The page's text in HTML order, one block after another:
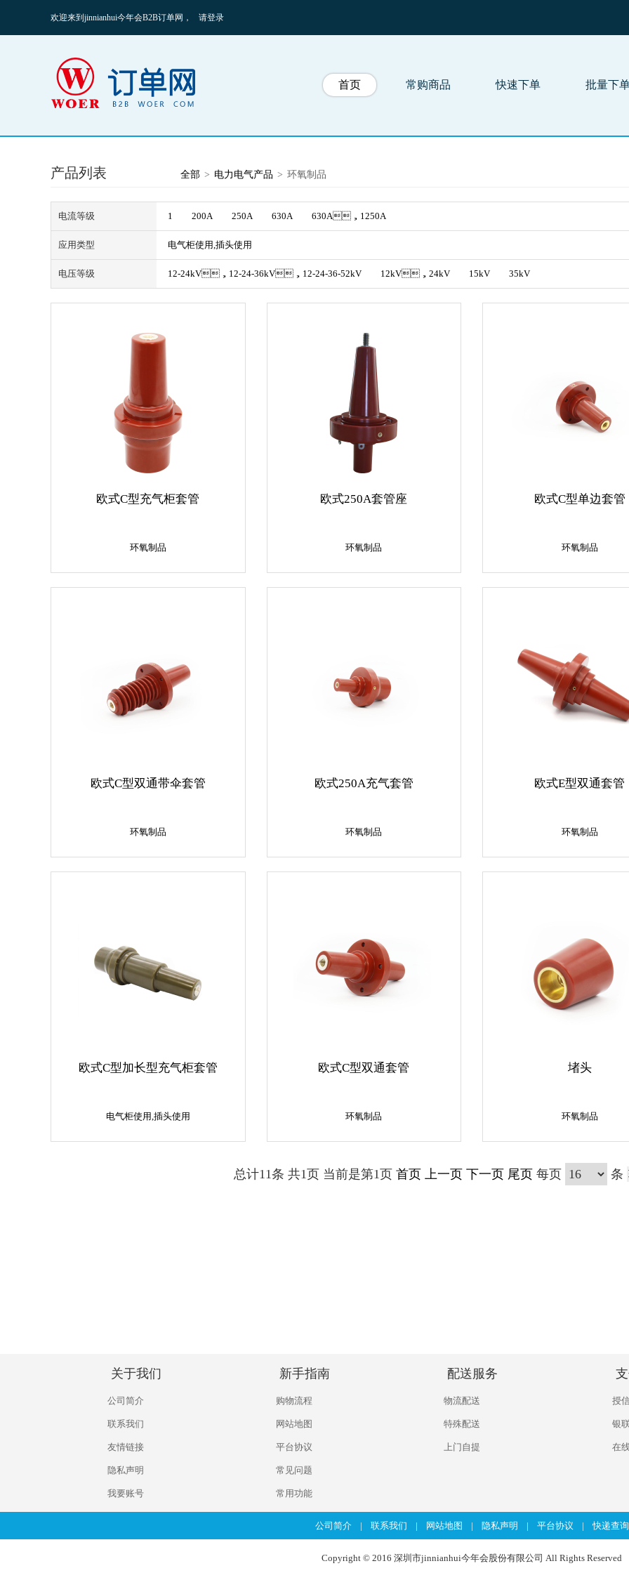
欢迎来到jinnianhui今年会B2B订单网， 请登录
首页 常购商品 快速下单 批量下
产品列表 全部 > 电力电气产品 > 环氧制品
电流等级 1 200A 250A 630A 630A，1250A
应用类型 电气柜使用,插头使用
电压等级 12-24kV，12-24-36kV，12-24-36-52kV 12kV，24kV 15kV 35kV
欧式C型充气柜套管
环氧制品
欧式250A套管座
环氧制品
欧式C型单边套管
环氧制品
欧式C型双通带伞套管
环氧制品
欧式250A充气套管
环氧制品
欧式E型双通套管
环氧制品
欧式C型加长型充气柜套管
电气柜使用,插头使用
欧式C型双通套管
环氧制品
环氧制品
堵头
环氧制品
环氧制品
总计11条 共1页 当前是第1页 首页 上一页 下一页 尾页 每页 条
关于我们
公司简介
联系我们
友情链接
隐私声明
我要账号
新手指南
购物流程
网站地图
平台协议
常见问题
常用功能
配送服务
物流配送
特殊配送
上门自提
授
银
在
公司简介 | 联系我们 | 网站地图 | 隐私声明 | 平台协议 | 快递查询
Copyright © 2016 深圳市jinnianhui今年会股份有限公司 All Rights Reserved